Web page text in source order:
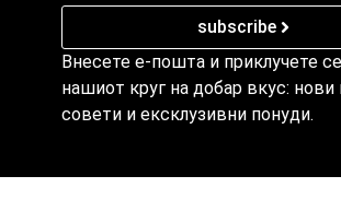
subscribe
Внесете е-пошта и приклучете
нашиот круг на добар вкус: нови
совети и ексклузивни понуди.